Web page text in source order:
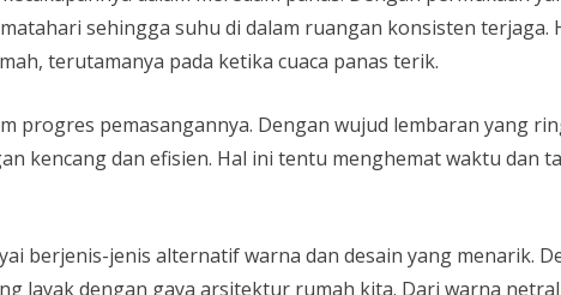
sehingga suhu di dalam ruangan konsisten
terutamanya pada ketika cuaca panas terik.
progres pemasangannya. Dengan wujud lembaran yang
kencang dan efisien. Hal ini tentu menghemat waktu dan
berjenis-jenis alternatif warna dan desain yang menarik.
layak dengan gaya arsitektur rumah kita. Dari warna